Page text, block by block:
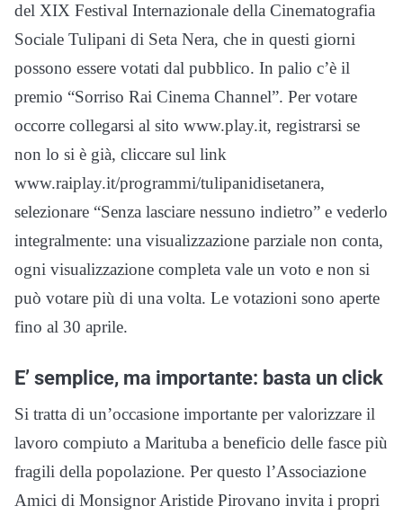
del XIX Festival Internazionale della Cinematografia
Sociale Tulipani di Seta Nera, che in questi giorni
possono essere votati dal pubblico. In palio c’è il
premio “Sorriso Rai Cinema Channel”. Per votare
occorre collegarsi al sito www.play.it, registrarsi se
non lo si è già, cliccare sul link
www.raiplay.it/programmi/tulipanidisetanera,
selezionare “Senza lasciare nessuno indietro” e vederlo
integralmente: una visualizzazione parziale non conta,
ogni visualizzazione completa vale un voto e non si
può votare più di una volta. Le votazioni sono aperte
fino al 30 aprile.
E’ semplice, ma importante: basta un click
Si tratta di un’occasione importante per valorizzare il
lavoro compiuto a Marituba a beneficio delle fasce più
fragili della popolazione. Per questo l’Associazione
Amici di Monsignor Aristide Pirovano invita i propri